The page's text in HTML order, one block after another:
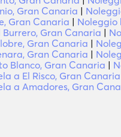
Gran Canaria |
Gran Canaria | Noleggio
Gran Canaria |
Gran Canaria |
Gran Canaria |
Blanco, Gran Canaria |
a El Risco, Gran Canaria
a Amadores, Gran